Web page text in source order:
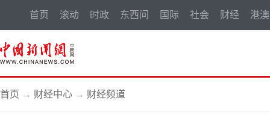
首页 滚动 时政 东西问 国际 社会 财经 港澳
首页 → 财经中心 → 财经频道